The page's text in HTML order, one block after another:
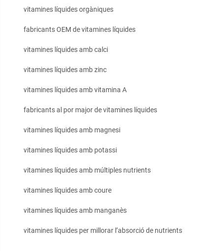
vitamines líquides orgàniques
fabricants OEM de vitamines líquides
vitamines líquides amb calci
vitamines líquides amb zinc
vitamines líquides amb vitamina A
fabricants al por major de vitamines líquides
vitamines líquides amb magnesi
vitamines líquides amb potassi
vitamines líquides amb múltiples nutrients
vitamines líquides amb coure
vitamines líquides amb manganès
vitamines líquides per millorar l’absorció de nutrients